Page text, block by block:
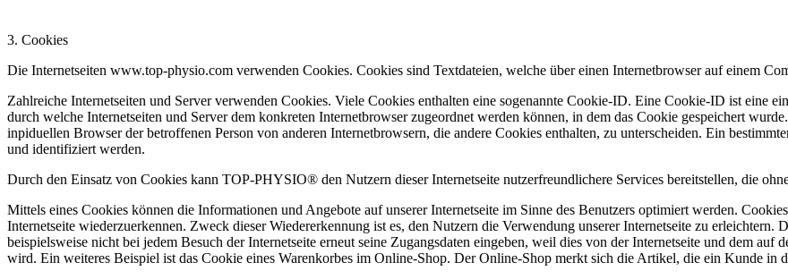
3. Cookies
Die Internetseiten www.top-physio.com verwenden Cookies. Cookies sind Textdateien, welche über einen Internetbrowser auf einem
Zahlreiche Internetseiten und Server verwenden Cookies. Viele Cookies enthalten eine sogenannte Cookie-ID. Eine Cookie-ID ist eine
durch welche Internetseiten und Server dem konkreten Internetbrowser zugeordnet werden können, in dem das Cookie gespeichert
inpiduellen Browser der betroffenen Person von anderen Internetbrowsern, die andere Cookies enthalten, zu unterscheiden. Ein
und identifiziert werden.
Durch den Einsatz von Cookies kann TOP-PHYSIO® den Nutzern dieser Internetseite nutzerfreundlichere Services bereitstellen, die
Mittels eines Cookies können die Informationen und Angebote auf unserer Internetseite im Sinne des Benutzers optimiert werden.
Internetseite wiederzuerkennen. Zweck dieser Wiedererkennung ist es, den Nutzern die Verwendung unserer Internetseite zu erleichtern.
beispielsweise nicht bei jedem Besuch der Internetseite erneut seine Zugangsdaten eingeben, weil dies von der Internetseite und dem auf
wird. Ein weiteres Beispiel ist das Cookie eines Warenkorbes im Online-Shop. Der Online-Shop merkt sich die Artikel, die ein Kunde in